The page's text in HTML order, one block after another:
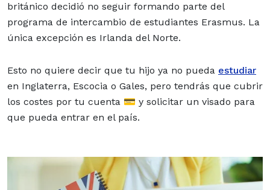
británico decidió no seguir formando parte del
programa de intercambio de estudiantes Erasmus. La
única excepción es Irlanda del Norte.
Esto no quiere decir que tu hijo ya no pueda estudiar
en Inglaterra, Escocia o Gales, pero tendrás que cubrir
los costes por tu cuenta 💳 y solicitar un visado para
que pueda entrar en el país.